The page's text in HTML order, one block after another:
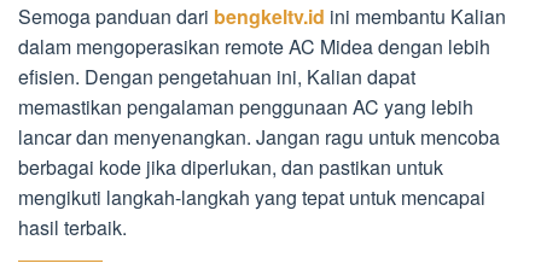
Semoga panduan dari bengkeltv.id ini membantu Kalian
dalam mengoperasikan remote AC Midea dengan lebih
efisien. Dengan pengetahuan ini, Kalian dapat
memastikan pengalaman penggunaan AC yang lebih
lancar dan menyenangkan. Jangan ragu untuk mencoba
berbagai kode jika diperlukan, dan pastikan untuk
mengikuti langkah-langkah yang tepat untuk mencapai
hasil terbaik.